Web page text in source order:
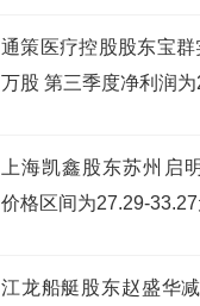
通策医疗控股股东宝
万股 第三季度净利润
上海凯鑫股东苏州启
价格区间为27.29-
江龙船艇股东赵盛华